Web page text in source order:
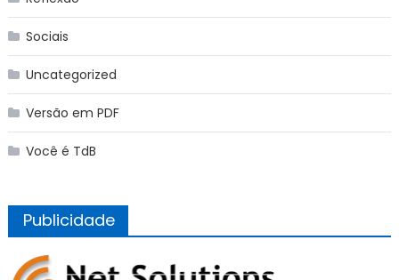
Sociais
Uncategorized
Versão em PDF
Você é TdB
Publicidade